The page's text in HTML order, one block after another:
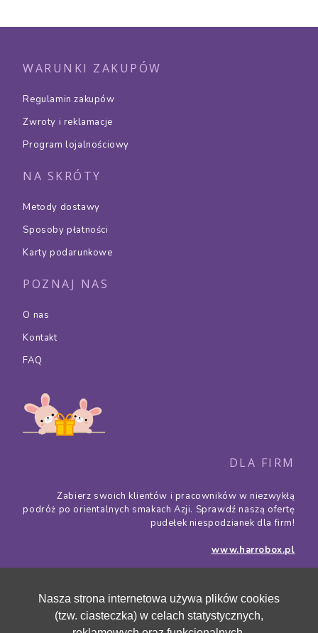
WARUNKI ZAKUPÓW
Regulamin zakupów
Zwroty i reklamacje
Program lojalnościowy
NA SKRÓTY
Metody dostawy
Sposoby płatności
Karty podarunkowe
POZNAJ NAS
O nas
Kontakt
FAQ
DLA FIRM
Zabierz swoich klientów i pracowników w niezwykłą
podróż po orientalnych smakach Azji. Sprawdź naszą ofertę
pudełek niespodzianek dla firm!
www.harrobox.pl
Nasza strona internetowa używa plików cookies
(tzw. ciasteczka) w celach statystycznych,